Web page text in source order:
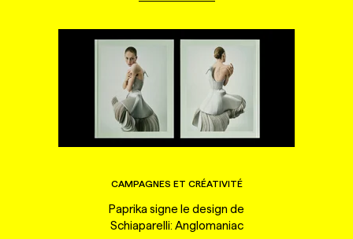
CAMPAGNES ET CRÉATIVITÉ
Paprika signe le design de
Schiaparelli: Anglomaniac